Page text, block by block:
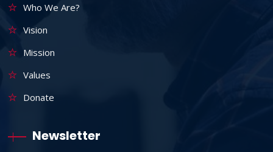
Who We Are?
Vision
Mission
Values
Donate
Newsletter